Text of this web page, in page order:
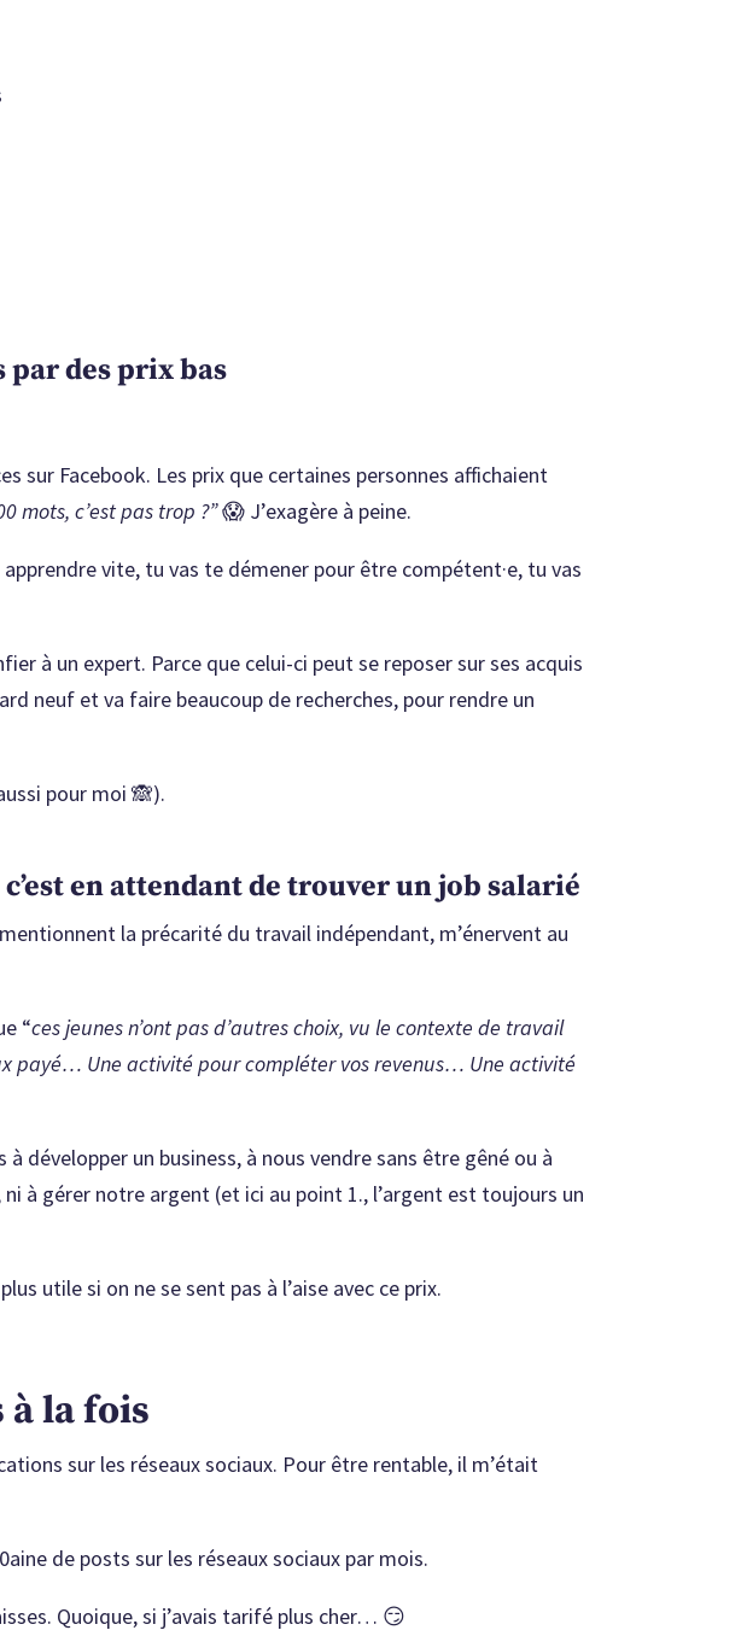
par des prix bas
sur Facebook. Les prix que certaines personnes affichaient
mots, c’est pas trop ?”😱 J’exagère à peine.
vite, tu vas te démener pour être compétent·e, tu vas
à un expert. Parce que celui-ci peut se reposer sur ses acquis
neuf et va faire beaucoup de recherches, pour rendre un
pour moi 🙈).
en attendant de trouver un job salarié
la précarité du travail indépendant, m’énervent au
“ces jeunes n’ont pas d’autres choix, vu le contexte de travail
payé… Une activité pour compléter vos revenus… Une activité
développer un business, à nous vendre sans être gêné ou à
à gérer notre argent (et ici au point 1., l’argent est toujours un
utile si on ne se sent pas à l’aise avec ce prix.
la fois
sur les réseaux sociaux. Pour être rentable, il m’était
de posts sur les réseaux sociaux par mois.
Quoique, si j’avais tarifé plus cher… 😏